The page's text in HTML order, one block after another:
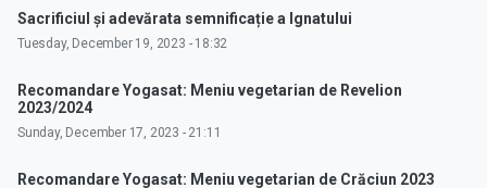
Sacrificiul și adevărata semnificație a Ignatului
Tuesday, December 19, 2023 - 18:32
Recomandare Yogasat: Meniu vegetarian de Revelion
2023/2024
Sunday, December 17, 2023 - 21:11
Recomandare Yogasat: Meniu vegetarian de Crăciun 2023